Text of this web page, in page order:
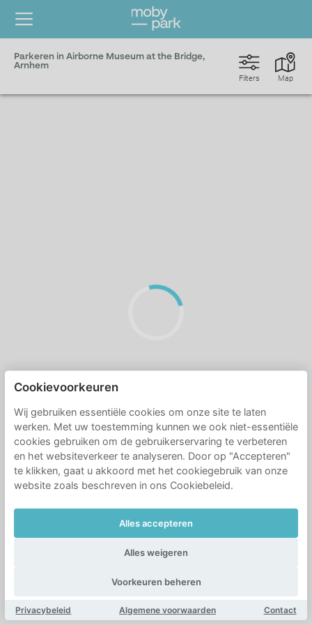
Parkeren in Airborne Museum at the Bridge,
Arnhem
Map
Filters
Cookievoorkeuren
Wij gebruiken essentiële cookies om onze site te laten
werken. Met uw toestemming kunnen we ook niet-essentiële
cookies gebruiken om de gebruikerservaring te verbeteren
en het websiteverkeer te analyseren. Door op "Accepteren"
te klikken, gaat u akkoord met het cookiegebruik van onze
website zoals beschreven in ons Cookiebeleid.
Alles accepteren
Alles weigeren
Voorkeuren beheren
Privacybeleid Algemene voorwaarden Contact